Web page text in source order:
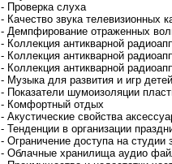
- Проверка слуха
- Качество звука телевизионных
- Демпфирование отраженных
- Коллекция антикварной
- Коллекция антикварной
- Коллекция антикварной
- Музыка для развития и игр
- Показатели шумоизоляции
- Комфортный отдых
- Акустические свойства
- Тенденции в организации
- Ограничение доступа на студии
- Облачные хранилища аудио